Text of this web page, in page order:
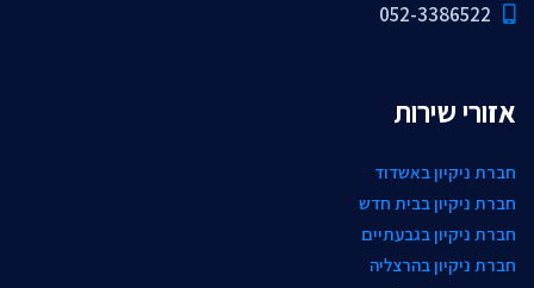
052-3386522
אזורי שירות
חברת ניקיון באשדוד
חברת ניקיון בבית חדש
חברת ניקיון בגבעתיים
חברת ניקיון בהרצליה